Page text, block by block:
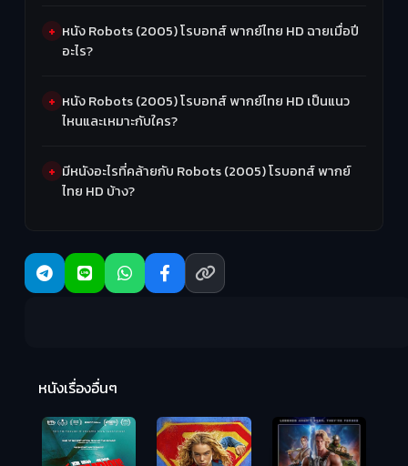
หนัง Robots (2005) โรบอทส์ พากย์ไทย HD ฉายเมื่อปี
อะไร?
หนัง Robots (2005) โรบอทส์ พากย์ไทย HD เป็นแนว
ไหนและเหมาะกับใคร?
มีหนังอะไรที่คล้ายกับ Robots (2005) โรบอทส์ พากย์
ไทย HD บ้าง?
หนังเรื่องอื่นๆ